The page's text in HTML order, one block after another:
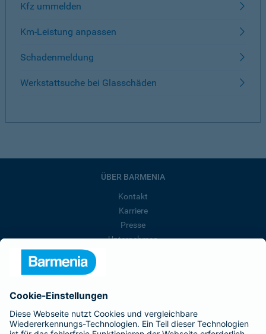
Kfz ummelden
Km-Leistung anpassen
Schadenmeldung
Werkstattsuche bei Glasschäden
ÜBER BARMENIA
Kontakt
Karriere
Presse
Unternehmen
Affiliate-Partner werden
Kranken-Zusatzversicherung